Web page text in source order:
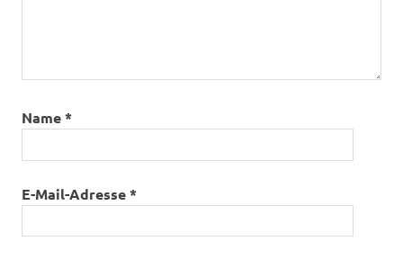
Name*
E-Mail-Adresse*